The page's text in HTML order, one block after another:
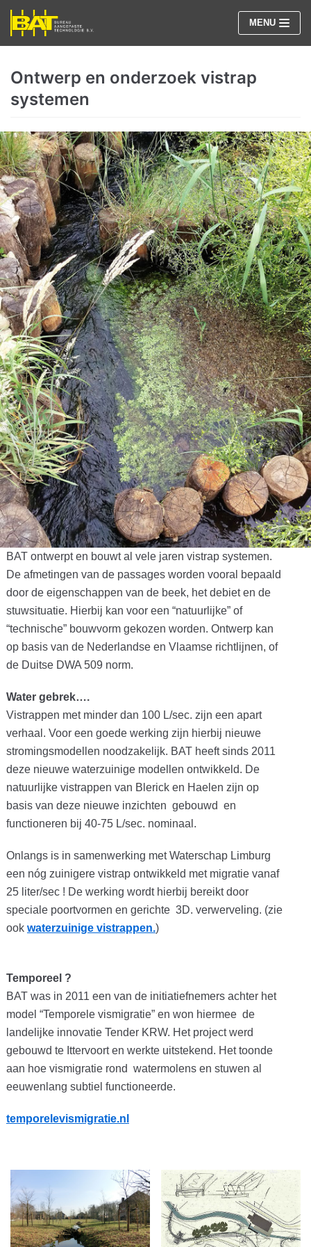
Meteen
naar
inhoud
MENU
Ontwerp en onderzoek vistrap
systemen
BAT ontwerpt en bouwt al vele jaren vistrap systemen.
De afmetingen van de passages worden vooral bepaald
door de eigenschappen van de beek, het debiet en de
stuwsituatie. Hierbij kan voor een “natuurlijke” of
“technische” bouwvorm gekozen worden. Ontwerp kan
op basis van de Nederlandse en Vlaamse richtlijnen, of
de Duitse DWA 509 norm.
Water gebrek….
Vistrappen met minder dan 100 L/sec. zijn een apart
verhaal. Voor een goede werking zijn hierbij nieuwe
stromingsmodellen noodzakelijk. BAT heeft sinds 2011
deze nieuwe waterzuinige modellen ontwikkeld. De
natuurlijke vistrappen van Blerick en Haelen zijn op
basis van deze nieuwe inzichten gebouwd en
functioneren bij 40-75 L/sec. nominaal.
Onlangs is in samenwerking met Waterschap Limburg
een nóg zuinigere vistrap ontwikkeld met migratie vanaf
25 liter/sec ! De werking wordt hierbij bereikt door
speciale poortvormen en gerichte 3D. verwerveling. (zie
ook waterzuinige vistrappen.)
Temporeel ?
BAT was in 2011 een van de initiatiefnemers achter het
model “Temporele vismigratie” en won hiermee de
landelijke innovatie Tender KRW. Het project werd
gebouwd te Ittervoort en werkte uitstekend. Het toonde
aan hoe vismigratie rond watermolens en stuwen al
eeuwenlang subtiel functioneerde.
temporelevismigratie.nl